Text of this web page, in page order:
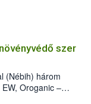
szer
(Nébih) három
Oroganic –
követően,